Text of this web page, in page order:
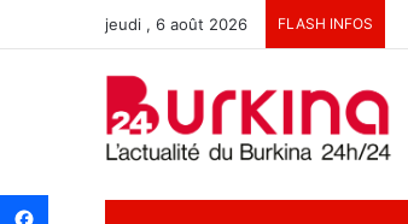
jeudi , 6 août 2026 FLASH INFOS